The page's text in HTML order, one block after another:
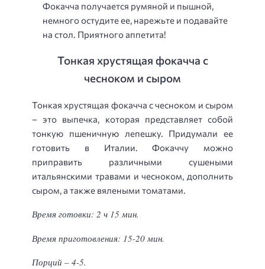
Фокачча получается румяной и пышной,
немного остудите ее, нарежьте и подавайте
на стол. Приятного аппетита!
Тонкая хрустящая фокачча с
чесноком и сыром
Тонкая хрустящая фокачча с чесноком и сыром
– это выпечка, которая представляет собой
тонкую пшеничную лепешку. Придумали ее
готовить в Италии. Фокаччу можно
приправить различными сушеными
итальянскими травами и чесноком, дополнить
сыром, а также вялеными томатами.
Время готовки: 2 ч 15 мин.
Время приготовления: 15-20 мин.
Порций – 4-5.